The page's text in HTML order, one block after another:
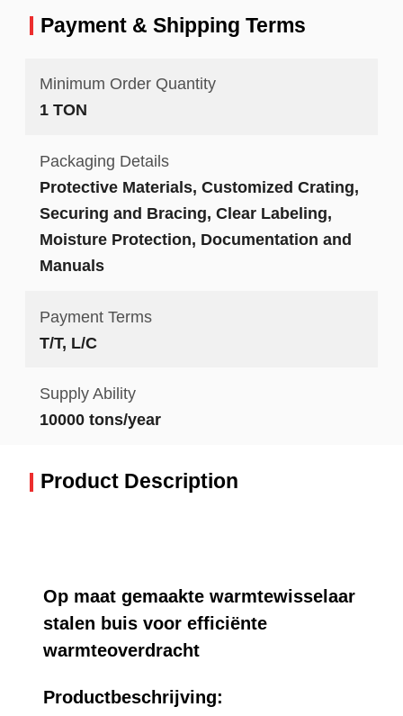
Payment & Shipping Terms
Minimum Order Quantity
1 TON
Packaging Details
Protective Materials, Customized Crating,
Securing and Bracing, Clear Labeling,
Moisture Protection, Documentation and
Manuals
Payment Terms
T/T, L/C
Supply Ability
10000 tons/year
Product Description
Op maat gemaakte warmtewisselaar
stalen buis voor efficiënte
warmteoverdracht
Productbeschrijving: